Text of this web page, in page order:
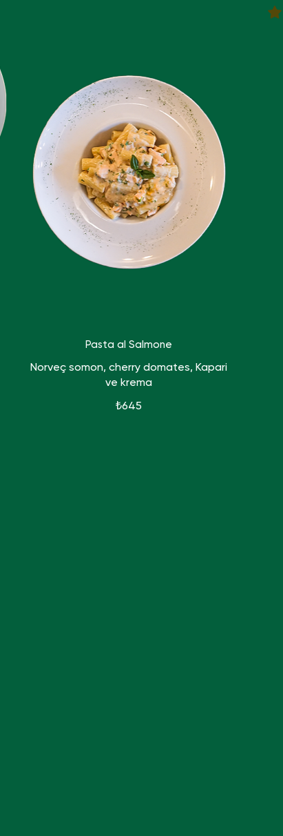
Pasta al Salmone
Norveç somon, cherry domates, Kapari
ve krema
₺645